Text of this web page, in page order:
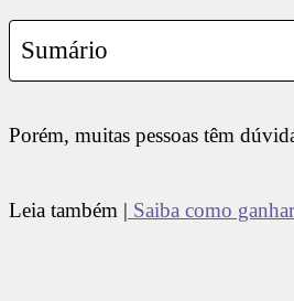
Sumário
Porém, muitas pessoas têm
Leia também | Saiba como